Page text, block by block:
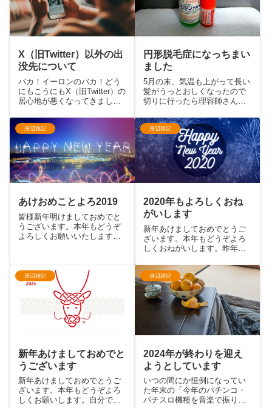
X（旧Twitter）以外の出
没先について
バカ！イーロンのバカ！どう
にもこうにもX（旧Twitter）の
居心地が悪くなってきまし
（インプレ狙いのbotやエロ
bot、コンサルに言われただろ
っていう感じの企業アカウン
ト）が原因です。今までは必
要な情報を集めると...
円形脱毛症になっちまい
ました
5月の末、気温も上がって長い
髪がうっとおしくなったので
切りに行ったら理容師さんが
います。ぼそっと「右のうし
ろが…」と。合わせ鏡で確認
したところ、名刺の半分くら
いのサイズで地肌が露出。流
石に「わからないように切っ
てく...
身辺雑記
あけおめことよろ2019
皆様新年明けましておめでと
うございます。本年もどうぞ
よろしくお願いいたします。
しているタイミングです。こ
の年末は年末らしいことは特
にせず、慎ましく過ごしてお
り...
身辺雑記
2020年もよろしくおね
がいします
新年あけましておめでとうご
ざいます。本年もどうぞよろ
しくおねがいします。昨年は
イベントP/S Rush!!やJAC-IN
の他、自分自身初のゲーム系
イベント4 on Gamersにも参
加させていただきました。ま
た、い...
身辺雑記
新年あけましておめでと
うございます
新年あけましておめでとうご
ざいます。本年もどうぞよろ
しくお願いします。自分でも
身辺雑記
2024年が終わりを迎え
ようとしています
いつの間にか恒例になってい
た年末の「今年のパチンコ・
パチスロ機種を音楽で振り返